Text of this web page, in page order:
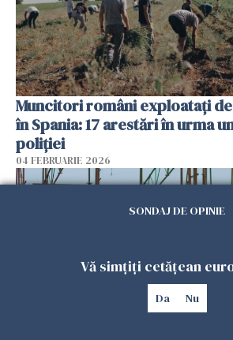
Muncitori români exploatați de
în Spania: 17 arestări în urma
poliției
04 FEBRUARIE 2026
SONDAJ DE OPINIE
Vă simțiți cetățean
Da Nu